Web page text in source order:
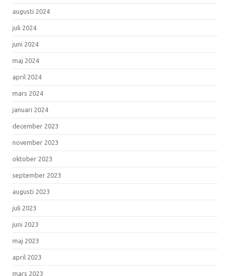
augusti 2024
juli 2024
juni 2024
maj 2024
april 2024
mars 2024
januari 2024
december 2023
november 2023
oktober 2023
september 2023
augusti 2023
juli 2023
juni 2023
maj 2023
april 2023
mars 2023